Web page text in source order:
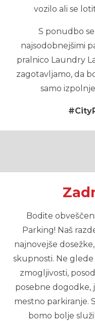
vozilo ali se
S ponudbo
najsodobnejšimi
pralnico Laundry
zagotavljamo, da
samo
Bodite
Parking! Naš
najnovejše
skupnosti. Ne
zmogljivosti,
posebne dogodke,
mestno parkiranje.
bomo bolje